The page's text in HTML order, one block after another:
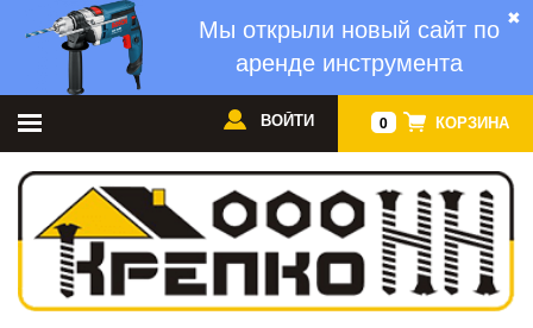
✖
Мы открыли новый сайт по
аренде инструмента
0 КОРЗИНА
ВОЙТИ